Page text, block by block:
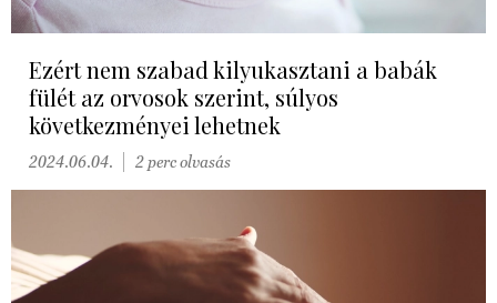
Ezért nem szabad kilyukasztani a babák
fülét az orvosok szerint, súlyos
következményei lehetnek
2024.06.04. 2 perc olvasás